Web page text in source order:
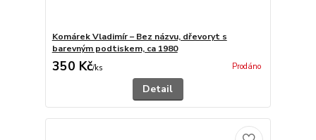
Komárek Vladimír – Bez názvu, dřevoryt s
barevným podtiskem, ca 1980
350 Kč/ks Prodáno
Detail